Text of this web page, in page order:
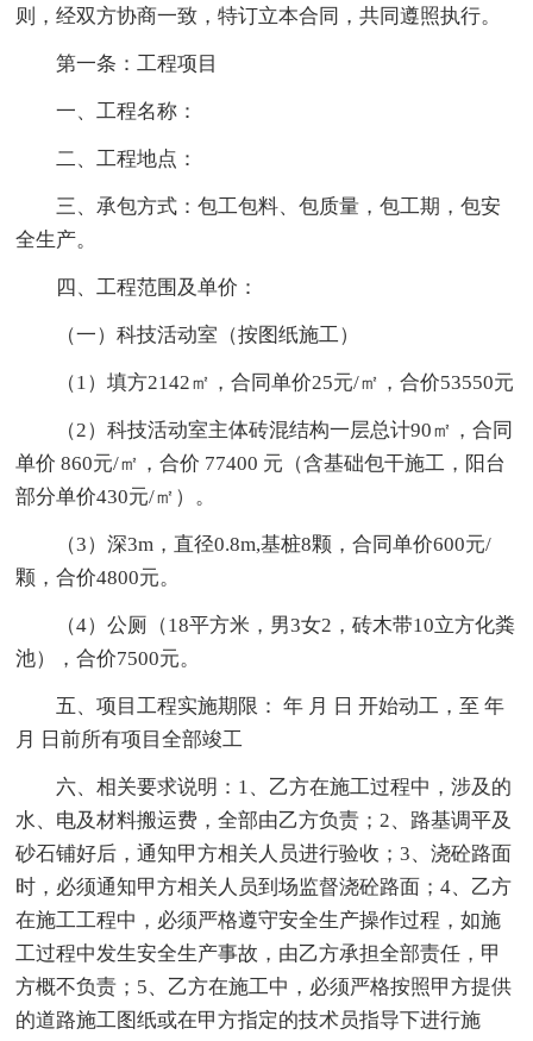
则，经双方协商一致，特订立本合同，共同遵照执行。
第一条：工程项目
一、工程名称：
二、工程地点：
三、承包方式：包工包料、包质量，包工期，包安
全生产。
四、工程范围及单价：
（一）科技活动室（按图纸施工）
（1）填方2142㎡，合同单价25元/㎡，合价53550元
（2）科技活动室主体砖混结构一层总计90㎡，合同
单价 860元/㎡，合价 77400 元（含基础包干施工，阳台
部分单价430元/㎡）。
（3）深3m，直径0.8m,基桩8颗，合同单价600元/
颗，合价4800元。
（4）公厕（18平方米，男3女2，砖木带10立方化粪
池），合价7500元。
五、项目工程实施期限： 年 月 日 开始动工，至 年
月 日前所有项目全部竣工
六、相关要求说明：1、乙方在施工过程中，涉及的
水、电及材料搬运费，全部由乙方负责；2、路基调平及
砂石铺好后，通知甲方相关人员进行验收；3、浇砼路面
时，必须通知甲方相关人员到场监督浇砼路面；4、乙方
在施工工程中，必须严格遵守安全生产操作过程，如施
工过程中发生安全生产事故，由乙方承担全部责任，甲
方概不负责；5、乙方在施工中，必须严格按照甲方提供
的道路施工图纸或在甲方指定的技术员指导下进行施